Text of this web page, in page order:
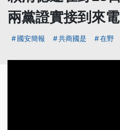
兩黨證實接到來電
國安簡報 共商國是 在野